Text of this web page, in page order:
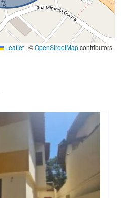
Leaflet | ©OpenStreetMapcontributors